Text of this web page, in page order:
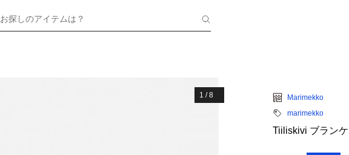
お探しのアイテムは？
1 /8
Marimekko
marimekko
Tiiliskivi ブランケ